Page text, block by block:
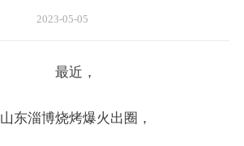
2023-05-05
最近，
山东淄博烧烤爆火出圈，